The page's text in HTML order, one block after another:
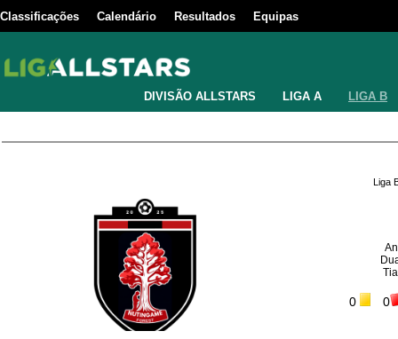
Classificações Calendário Resultados Equipas
DIVISÃO ALLSTARS LIGA A LIGA B
Liga
0 0